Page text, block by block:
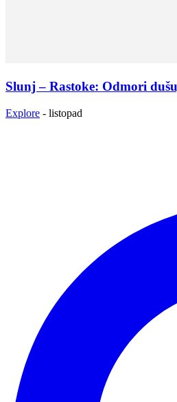
Slunj – Rastoke: Odmori
Explore - listopad